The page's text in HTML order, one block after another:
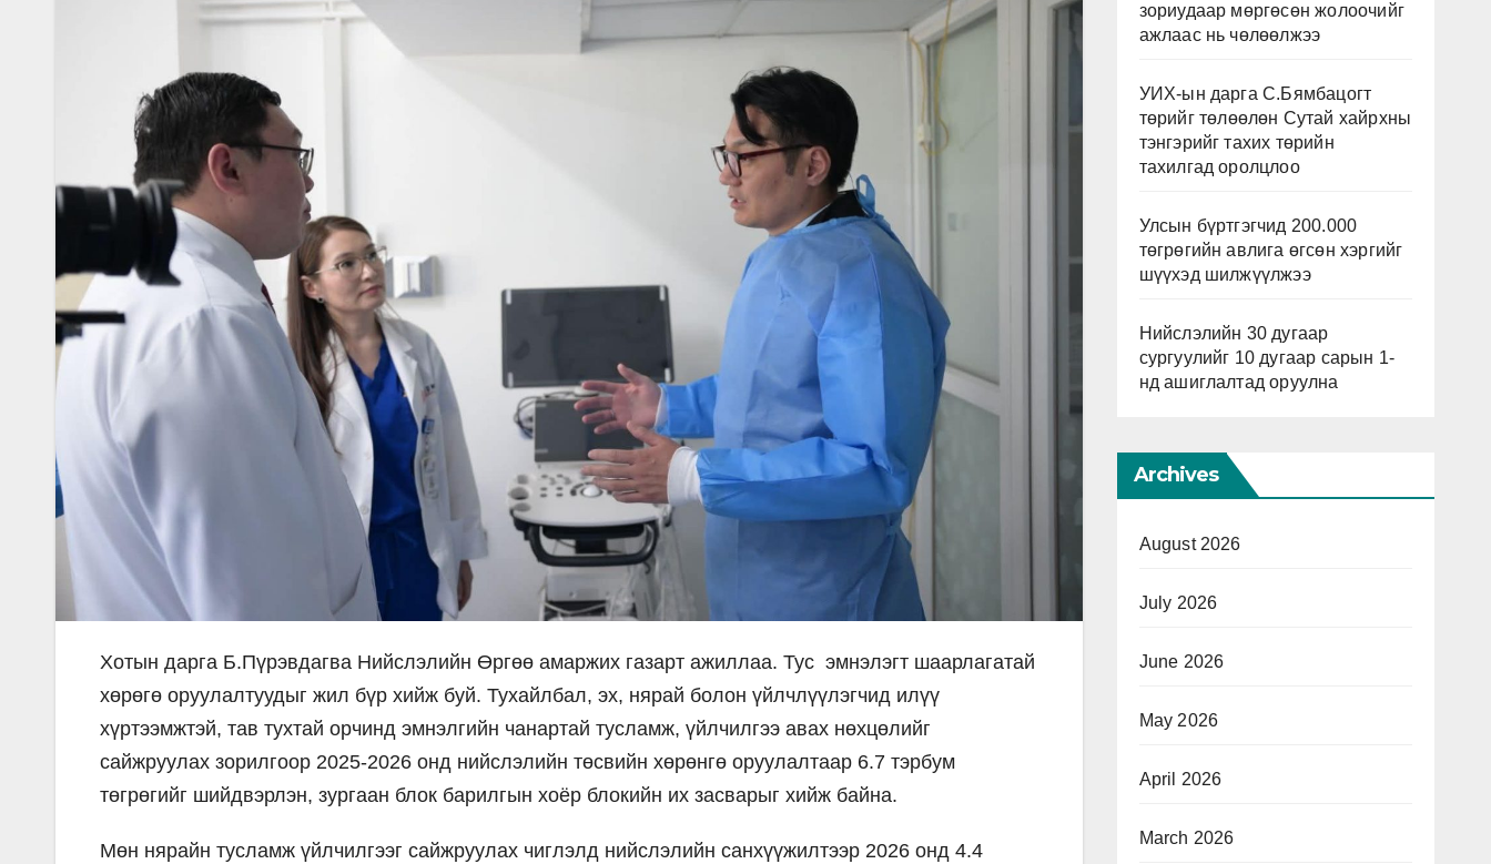
Хотын дарга Б.Пүрэвдагва Нийслэлийн Өргөө амаржих газарт ажиллаа. Тус эмнэлэгт шаарлагатай
хөрөгө оруулалтуудыг жил бүр хийж буй. Тухайлбал, эх, нярай болон үйлчлүүлэгчид илүү
хүртээмжтэй, тав тухтай орчинд эмнэлгийн чанартай тусламж, үйлчилгээ авах нөхцөлийг
сайжруулах зорилгоор 2025-2026 онд нийслэлийн төсвийн хөрөнгө оруулалтаар 6.7 тэрбум
төгрөгийг шийдвэрлэн, зургаан блок барилгын хоёр блокийн их засварыг хийж байна.
Мөн нярайн тусламж үйлчилгээг сайжруулах чиглэлд нийслэлийн санхүүжилтээр 2026 онд 4.4
зориудаар мөргөсөн жолоочийг
ажлаас нь чөлөөлжээ
УИХ-ын дарга С.Бямбацогт
төрийг төлөөлөн Сутай хайрхны
тэнгэрийг тахих төрийн
тахилгад оролцлоо
Улсын бүртгэгчид 200.000
төгрөгийн авлига өгсөн хэргийг
шүүхэд шилжүүлжээ
Нийслэлийн 30 дугаар
сургуулийг 10 дугаар сарын 1-
нд ашиглалтад оруулна
Archives
August 2026
July 2026
June 2026
May 2026
April 2026
March 2026